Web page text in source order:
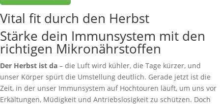
Vital fit durch den Herbst
Stärke dein Immunsystem mit den
richtigen Mikronährstoffen
Der Herbst ist da – die Luft wird kühler, die Tage kürzer, und
unser Körper spürt die Umstellung deutlich. Gerade jetzt ist die
Zeit, in der unser Immunsystem auf Hochtouren läuft, um uns vor
Erkältungen, Müdigkeit und Antriebslosigkeit zu schützen. Doch